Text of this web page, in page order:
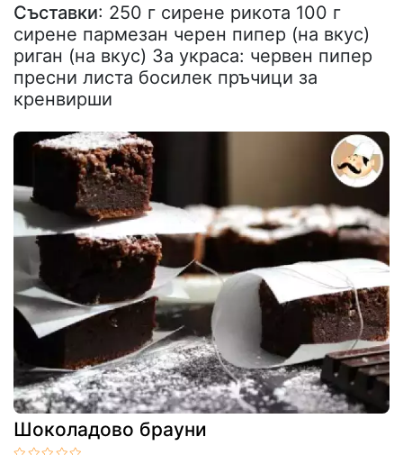
Съставки: 250 г сирене рикота 100 г
сирене пармезан черен пипер (на вкус)
риган (на вкус) За украса: червен пипер
пресни листа босилек пръчици за
кренвирши
Шоколадово брауни